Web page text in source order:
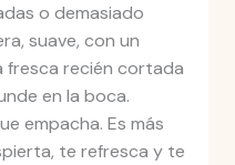
o demasiado
suave, con un
fresca recién cortada
en la boca.
empacha. Es más
te refresca y te